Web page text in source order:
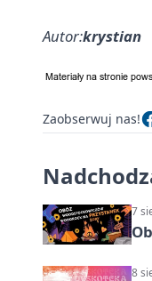
Autor:krystian
Zaobserwuj nas!
7
8